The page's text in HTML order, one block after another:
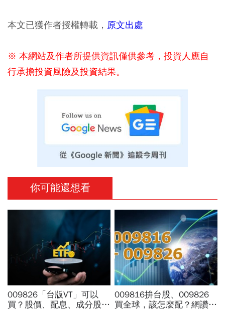
本文已獲作者授權轉載， 原文出處
※ 本網站及作者所提供資訊僅供參考，投資人應自
行承擔投資風險及投資結果。
你可能還想看
009826「台版VT」可以
買？股價、配息、成分股…
009816拚台股、009826
買全球，該怎麼配？網讚